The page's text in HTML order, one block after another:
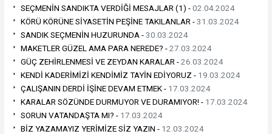
SEÇMENİN SANDIKTA VERDİĞİ MESAJLAR (1) -02.04.2024
KÖRÜ KÖRÜNE SİYASETİN PEŞİNE TAKILANLAR -31.03.2024
SANDIK SEÇMENİN HUZURUNDA -30.03.2024
MAKETLER GÜZEL AMA PARA NEREDE? -27.03.2024
GÜÇ ZEHİRLENMESİ VE ZEYDAN KARALAR -26.03.2024
KENDİ KADERİMİZİ KENDİMİZ TAYİN EDİYORUZ - 19.03.2024
ÇALIŞANIN DERDİ İŞİNE DEVAM ETMEK - 17.03.2024
KARALAR SÖZÜNDE DURMUYOR VE DURAMIYOR! - 17.03.2024
SORUN VATANDAŞTA MI? - 17.03.2024
BİZ YAZAMAYIZ YERİMİZE SİZ YAZIN - 12.03.2024